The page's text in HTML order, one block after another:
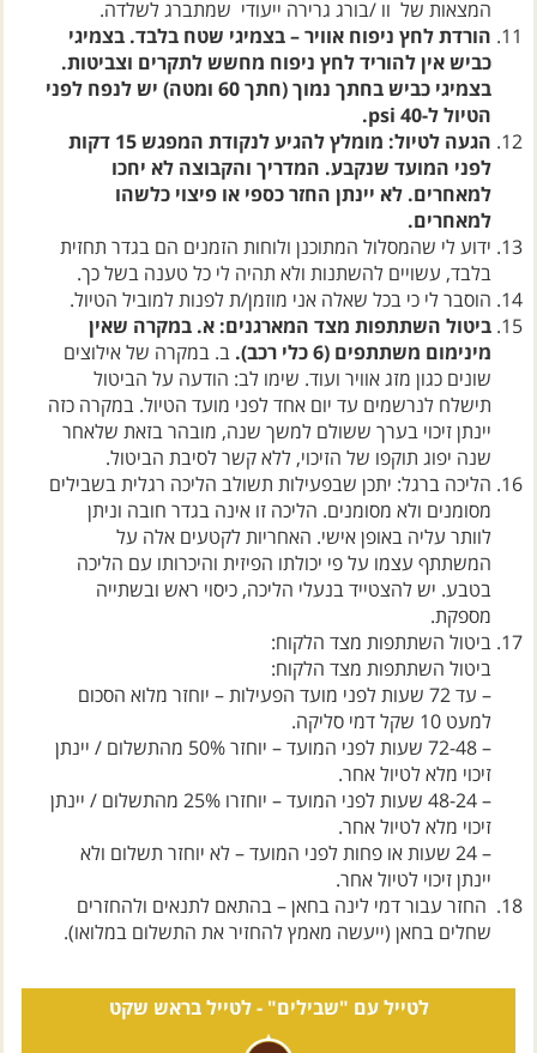
המצאות של וו /בורג גרירה ייעודי שמתברג לשלדה.
הורדת לחץ ניפוח אוויר – בצמיגי שטח בלבד. בצמיגי
כביש אין להוריד לחץ ניפוח מחשש לתקרים וצביטות.
בצמיגי כביש בחתך נמוך (חתך 60 ומטה) יש לנפח לפני
הטיול ל-40 psi.
הגעה לטיול: מומלץ להגיע לנקודת המפגש 15 דקות
לפני המועד שנקבע. המדריך והקבוצה לא יחכו
למאחרים. לא יינתן החזר כספי או פיצוי כלשהו
למאחרים.
ידוע לי שהמסלול המתוכנן ולוחות הזמנים הם בגדר תחזית
בלבד, עשויים להשתנות ולא תהיה לי כל טענה בשל כך.
הוסבר לי כי בכל שאלה אני מוזמן/ת לפנות למוביל הטיול.
ביטול השתתפות מצד המארגנים: א. במקרה שאין
מינימום משתתפים (6 כלי רכב).
ב. במקרה של אילוצים
שונים כגון מזג אוויר ועוד. שימו לב: הודעה על הביטול
תישלח לנרשמים עד יום אחד לפני מועד הטיול. במקרה כזה
יינתן זיכוי בערך ששולם למשך שנה, מובהר בזאת שלאחר
שנה יפוג תוקפו של הזיכוי, ללא קשר לסיבת הביטול.
הליכה ברגל: יתכן שבפעילות תשולב הליכה רגלית בשבילים
מסומנים ולא מסומנים. הליכה זו אינה בגדר חובה וניתן
לוותר עליה באופן אישי. האחריות לקטעים אלה על
המשתתף עצמו על פי יכולתו הפיזית והיכרותו עם הליכה
בטבע. יש להצטייד בנעלי הליכה, כיסוי ראש ובשתייה
מספקת.
ביטול השתתפות מצד הלקוח:
ביטול השתתפות מצד הלקוח:
– עד 72 שעות לפני מועד הפעילות – יוחזר מלוא הסכום
למעט 10 שקל דמי סליקה.
– 72-48 שעות לפני המועד – יוחזר 50% מהתשלום / יינתן
זיכוי מלא לטיול אחר.
– 48-24 שעות לפני המועד – יוחזרו 25% מהתשלום / יינתן
זיכוי מלא לטיול אחר.
– 24 שעות או פחות לפני המועד – לא יוחזר תשלום ולא
יינתן זיכוי לטיול אחר.
החזר עבור דמי לינה בחאן – בהתאם לתנאים ולהחזרים
שחלים בחאן (ייעשה מאמץ להחזיר את התשלום במלואו).
לטייל עם "שבילים" -לטייל בראש שקט